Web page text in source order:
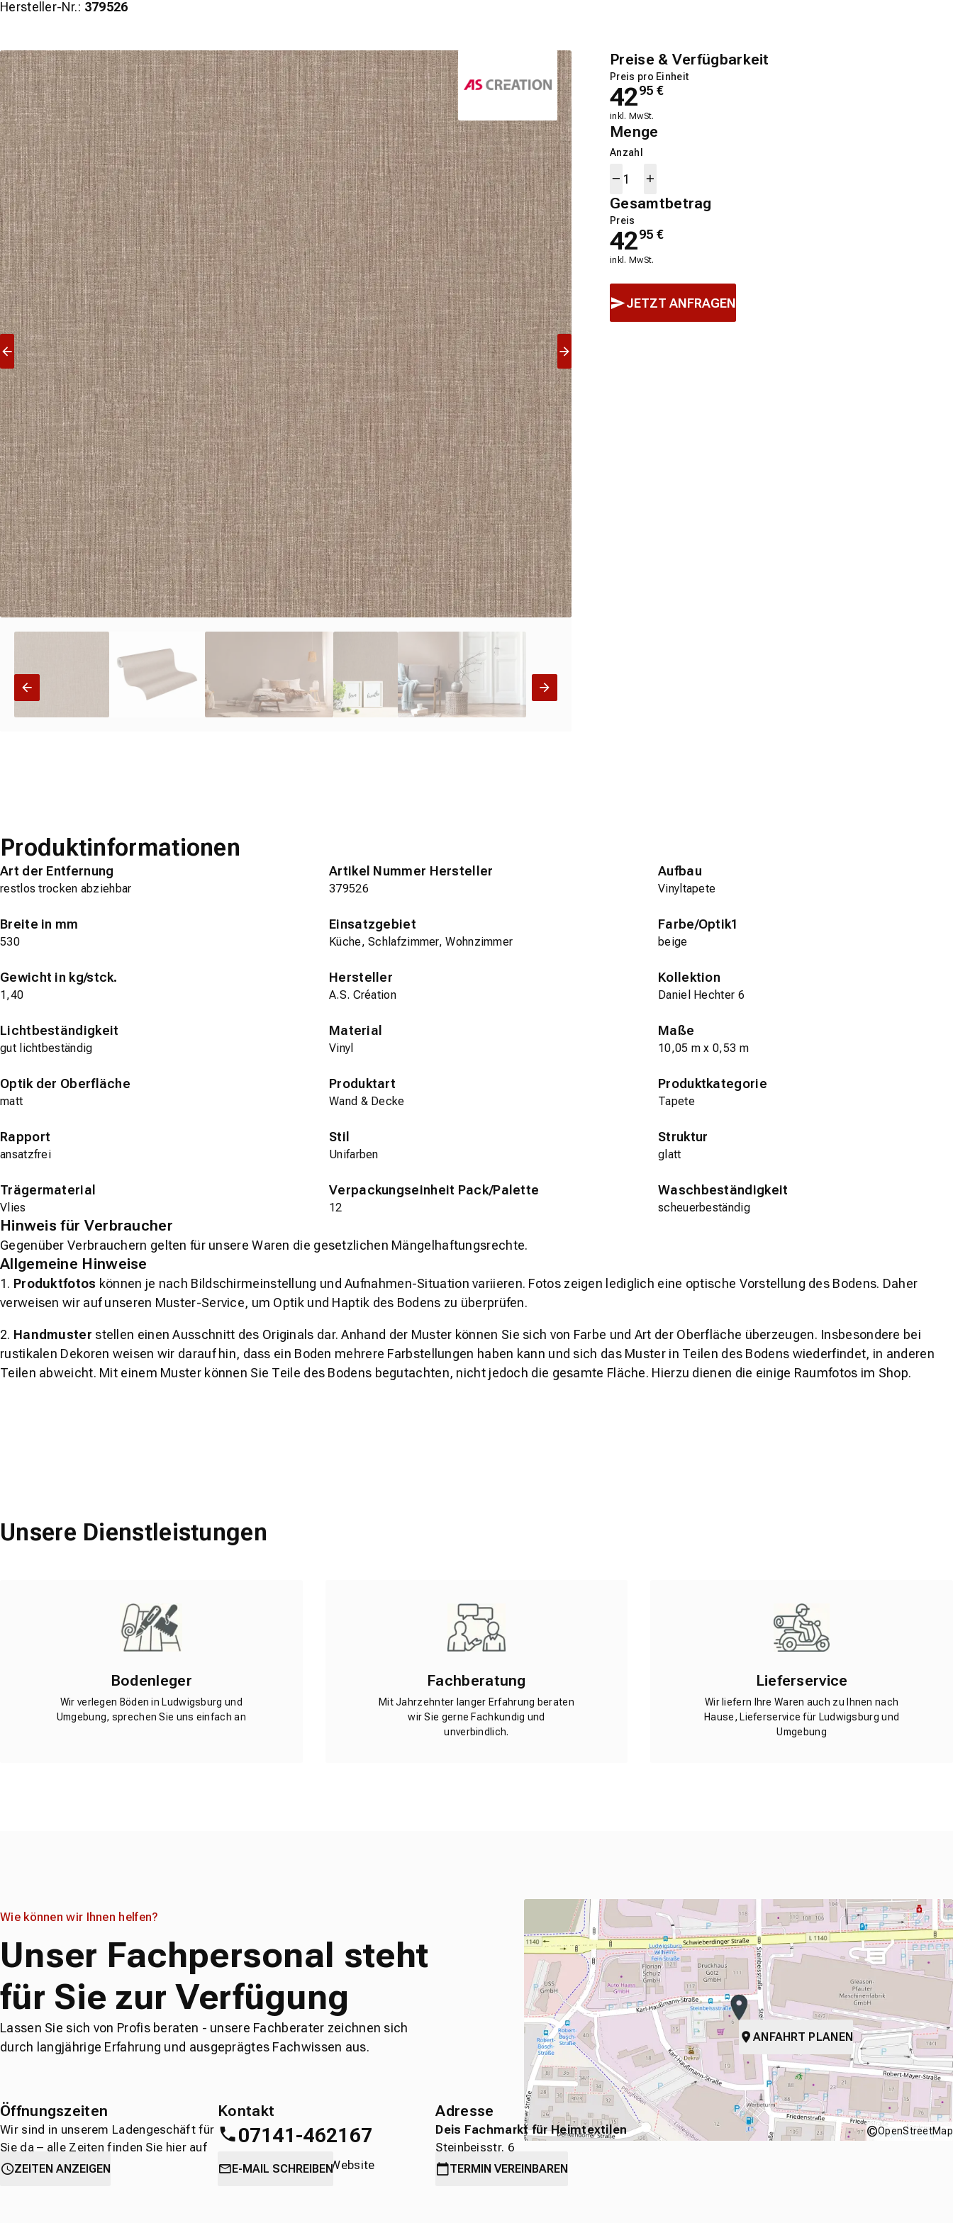
Hersteller-Nr.: 379526
Preise & Verfügbarkeit
Preis pro Einheit
4295 €
inkl. MwSt.
Menge
Anzahl
Gesamtbetrag
Preis
4295 €
inkl. MwSt.
JETZT ANFRAGEN
Produktinformationen
Art der Entfernung
restlos trocken abziehbar
Artikel Nummer Hersteller
379526
Aufbau
Vinyltapete
Breite in mm
530
Einsatzgebiet
Küche, Schlafzimmer, Wohnzimmer
Farbe/Optik1
beige
Gewicht in kg/stck.
1,40
Hersteller
A.S. Création
Kollektion
Daniel Hechter 6
Lichtbeständigkeit
gut lichtbeständig
Material
Vinyl
Maße
10,05 m x 0,53 m
Optik der Oberfläche
matt
Produktart
Wand & Decke
Produktkategorie
Tapete
Rapport
ansatzfrei
Stil
Unifarben
Struktur
glatt
Trägermaterial
Vlies
Verpackungseinheit Pack/Palette
12
Waschbeständigkeit
scheuerbeständig
Hinweis für Verbraucher
Gegenüber Verbrauchern gelten für unsere Waren die gesetzlichen Mängelhaftungsrechte.
Allgemeine Hinweise
1. Produktfotos können je nach Bildschirmeinstellung und Aufnahmen-Situation variieren. Fotos zeigen lediglich eine optische Vorstellung des Bodens. Daher
verweisen wir auf unseren Muster-Service, um Optik und Haptik des Bodens zu überprüfen.
2. Handmuster stellen einen Ausschnitt des Originals dar. Anhand der Muster können Sie sich von Farbe und Art der Oberfläche überzeugen. Insbesondere bei
rustikalen Dekoren weisen wir darauf hin, dass ein Boden mehrere Farbstellungen haben kann und sich das Muster in Teilen des Bodens wiederfindet, in anderen
Teilen abweicht. Mit einem Muster können Sie Teile des Bodens begutachten, nicht jedoch die gesamte Fläche. Hierzu dienen die einige Raumfotos im Shop.
Unsere Dienstleistungen
Bodenleger
Wir verlegen Böden in Ludwigsburg und
Umgebung, sprechen Sie uns einfach an
Fachberatung
Mit Jahrzehnter langer Erfahrung beraten
wir Sie gerne Fachkundig und
unverbindlich.
Lieferservice
Wir liefern Ihre Waren auch zu Ihnen nach
Hause, Lieferservice für Ludwigsburg und
Umgebung
Wie können wir Ihnen helfen?
Unser Fachpersonal steht
für Sie zur Verfügung
Lassen Sie sich von Profis beraten - unsere Fachberater zeichnen sich
durch langjährige Erfahrung und ausgeprägtes Fachwissen aus.
Öffnungszeiten
Wir sind in unserem Ladengeschäft für
Sie da – alle Zeiten finden Sie hier auf
einen Blick.
ZEITEN ANZEIGEN
Kontakt
07141-462167
oderdirekt über die Website
E-MAIL SCHREIBEN
Adresse
Deis Fachmarkt für Heimtextilen
Steinbeisstr. 6
71636 Ludwigsburg
TERMIN VEREINBAREN
ANFAHRT PLANEN
©OpenStreetMap